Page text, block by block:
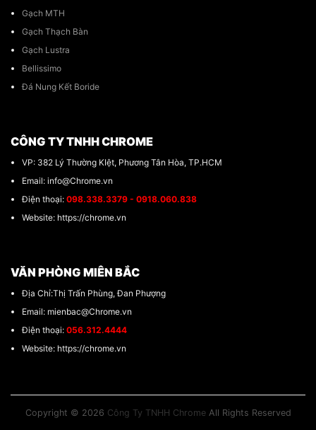
Gạch MTH
Gạch Thạch Bàn
Gạch Lustra
Bellissimo
Đá Nung Kết Boride
CÔNG TY TNHH CHROME
VP: 382 Lý Thường KIệt, Phương Tân Hòa, TP.HCM
Email: info@Chrome.vn
Điện thoại: 098.338.3379 - 0918.060.838
Website: https://chrome.vn
VĂN PHÒNG MIÊN BẮC
Địa Chỉ:Thị Trấn Phùng, Đan Phượng
Email: mienbac@Chrome.vn
Điện thoại: 056.312.4444
Website: https://chrome.vn
Copyright © 2026 Công Ty TNHH ChromeAll Rights Reserved